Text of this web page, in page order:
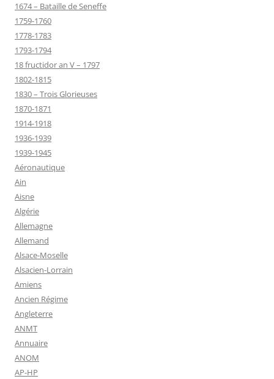
1674 – Bataille de Seneffe
1759-1760
1778-1783
1793-1794
18 fructidor an V – 1797
1802-1815
1830 – Trois Glorieuses
1870-1871
1914-1918
1936-1939
1939-1945
Aéronautique
Ain
Aisne
Algérie
Allemagne
Allemand
Alsace-Moselle
Alsacien-Lorrain
Amiens
Ancien Régime
Angleterre
ANMT
Annuaire
ANOM
AP-HP